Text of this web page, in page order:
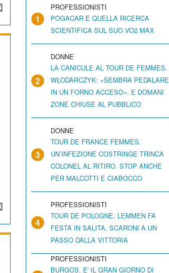
1
PROFESSIONISTI
POGACAR E QUELLA RICERCA
SCIENTIFICA SUL SUO VO2 MAX
2
DONNE
LA CANICULE AL TOUR DE FEMMES.
WŁODARCZYK: «SEMBRA PEDALARE
IN UN FORNO ACCESO». E DOMANI
ZONE CHIUSE AL PUBBLICO
3
DONNE
TOUR DE FRANCE FEMMES.
UN’INFEZIONE COSTRINGE TRINCA
COLONEL AL RITIRO. STOP ANCHE
PER MALCOTTI E CIABOCCO
4
PROFESSIONISTI
TOUR DE POLOGNE. LEMMEN FA
FESTA IN SALITA, SCARONI A UN
PASSO DALLA VITTORIA
PROFESSIONISTI
BURGOS. E' IL GRAN GIORNO DI